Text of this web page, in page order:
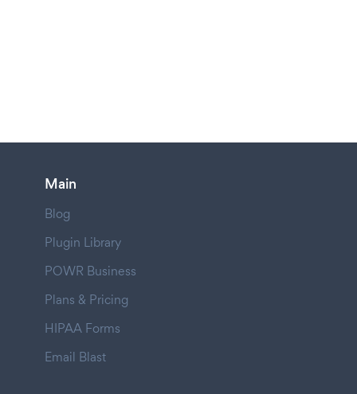
Main
Blog
Plugin Library
POWR Business
Plans & Pricing
HIPAA Forms
Email Blast